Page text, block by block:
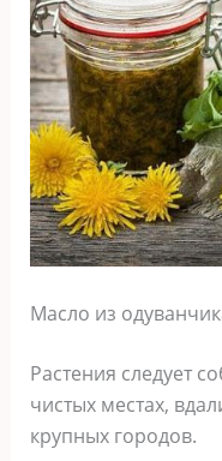
Масло из
Растения следует
чистых местах,
крупных городов.